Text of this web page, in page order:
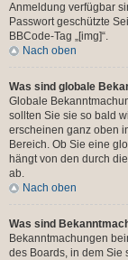
Anmeldung verfügbar
Passwort geschützte
BBCode-Tag „[img]“.
Nach oben
Was sind globale
Globale
sollten Sie sie so bald
erscheinen ganz oben
Bereich. Ob Sie eine
hängt von den durch
ab.
Nach oben
Was sind
Bekanntmachungen
des Boards, in dem Sie